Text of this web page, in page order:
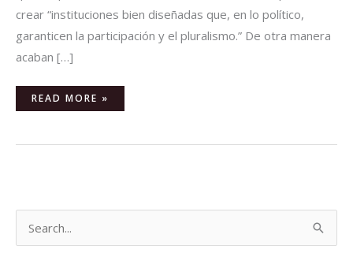
crear “instituciones bien diseñadas que, en lo político,
garanticen la participación y el pluralismo.” De otra manera
acaban […]
READ MORE »